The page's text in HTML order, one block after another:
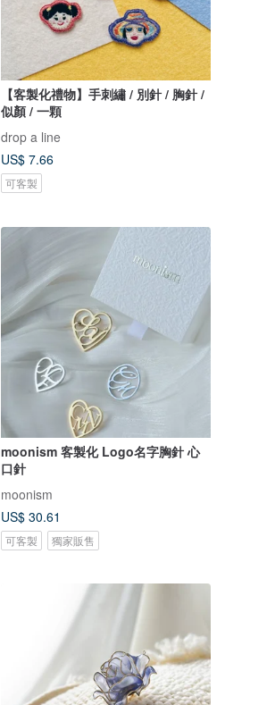
【客製化禮物】手刺繡 / 別針 / 胸針 /
似顏 / 一顆
drop a line
US$ 7.66
可客製
moonism 客製化 Logo名字胸針 心
口針
moonism
US$ 30.61
可客製 獨家販售